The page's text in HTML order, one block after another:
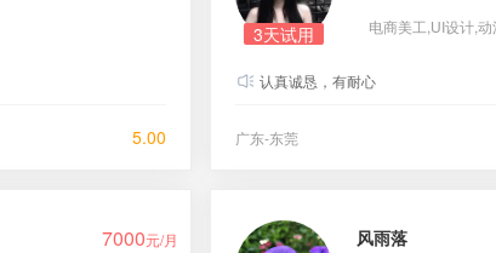
5.00
3天试用
电商美工,UI设计,
认真诚恳，有耐心
广东-东莞
7000元/月
风雨落